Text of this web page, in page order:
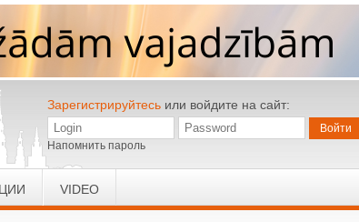
Зарегистрируйтесь или войдите на сайт:
Напомнить пароль
VIDEO